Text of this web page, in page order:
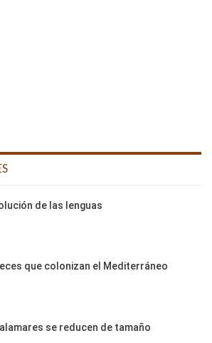
de las lenguas
que colonizan el Mediterráneo
se reducen de tamaño